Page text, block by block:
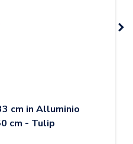
cm in Alluminio
cm - Tulip